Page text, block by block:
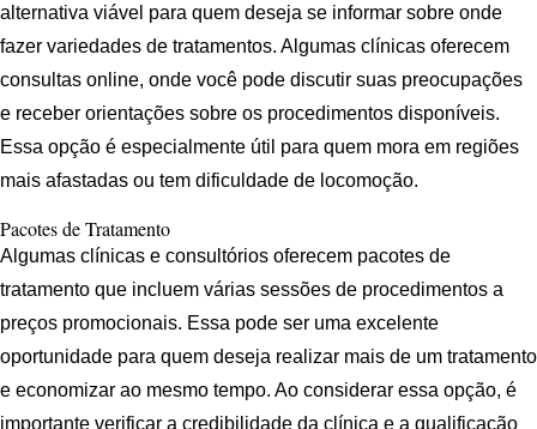
alternativa viável para quem deseja se informar sobre onde
fazer variedades de tratamentos. Algumas clínicas oferecem
consultas online, onde você pode discutir suas preocupações
e receber orientações sobre os procedimentos disponíveis.
Essa opção é especialmente útil para quem mora em regiões
mais afastadas ou tem dificuldade de locomoção.
Pacotes de Tratamento
Algumas clínicas e consultórios oferecem pacotes de
tratamento que incluem várias sessões de procedimentos a
preços promocionais. Essa pode ser uma excelente
oportunidade para quem deseja realizar mais de um tratamento
e economizar ao mesmo tempo. Ao considerar essa opção, é
importante verificar a credibilidade da clínica e a qualificação